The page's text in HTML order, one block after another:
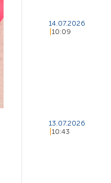
14.07.2026
10:09
13.07.2026
10:43